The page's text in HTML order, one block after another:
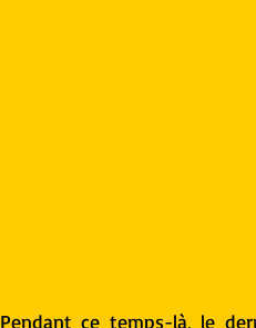
Pendant ce temps-là, le